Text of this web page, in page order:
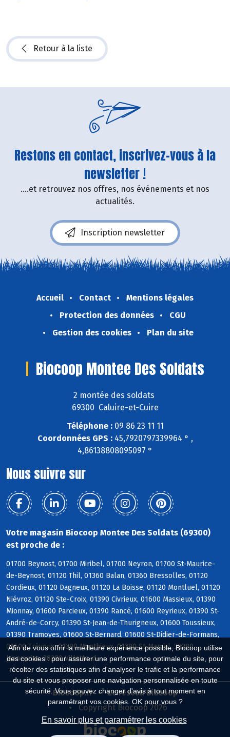
Afin de vous offrir la meilleure expérience possible, Biocoop utilise
des cookies : pour assurer une performance optimale du site, pour
récolter des statistiques afin d'analyser le trafic et la performance
du site et vous proposer une navigation personnalisée en toute
sécurité. Vous pouvez changer d'avis à tout moment en
paramétrant vos cookies. OK pour vous ?
En savoir plus et paramétrer les cookies
Retour à la liste
Restons en contact, inscrivez-vous à la
newsletter !
....et retrouvez nos offres, nos événements et nos
actualités.
Inscription newsletter
Accueil Contact
Mentions légales
Protection des données
CGU
Gestion des cookies
Plan du site
Biocoop Montee Des Soldats
2 montée des soldats
69300 Caluire-et-Cuire
Téléphone :09 86 23 11 11
Coordonnées GPS :45,7920797339964 ° ,
4,86138808095097 °
Nous suivre sur
Votre magasin Biocoop Montee Des Soldats (69300)
est proche de :
01700 Beynost, 01700 Miribel, 01700 Neyron, 01700 St-Maurice-
de-Beynost, 01120 Thil, 01360 Balan, 01360 Bressolles, 01120
Cordieux, 01120 Dagneux, 01120 La Boisse, 01120 Montluel, 01120
Niévroz, 01120 Ste-Croix, 01390 Civrieux, 01600 Massieux, 01390
Mionnay, 01600 Parcieux, 01390 Rancé, 01600 Reyrieux, 01390 St-
André-de-Corcy, 01390 St-Jean-de-Thurigneux, 01600 Toussieux,
01390 Tramoyes, 01600 St-Bernard, 01600 St-Didier-de-Formans,
01600 Trévoux, 01390 Monthieux, 01390 St-Marcel, 38280
Janneyrias, 38280 Villette-d
Biocoop.fr
Le réseau Biocoop
Copyright Biocoop 2026